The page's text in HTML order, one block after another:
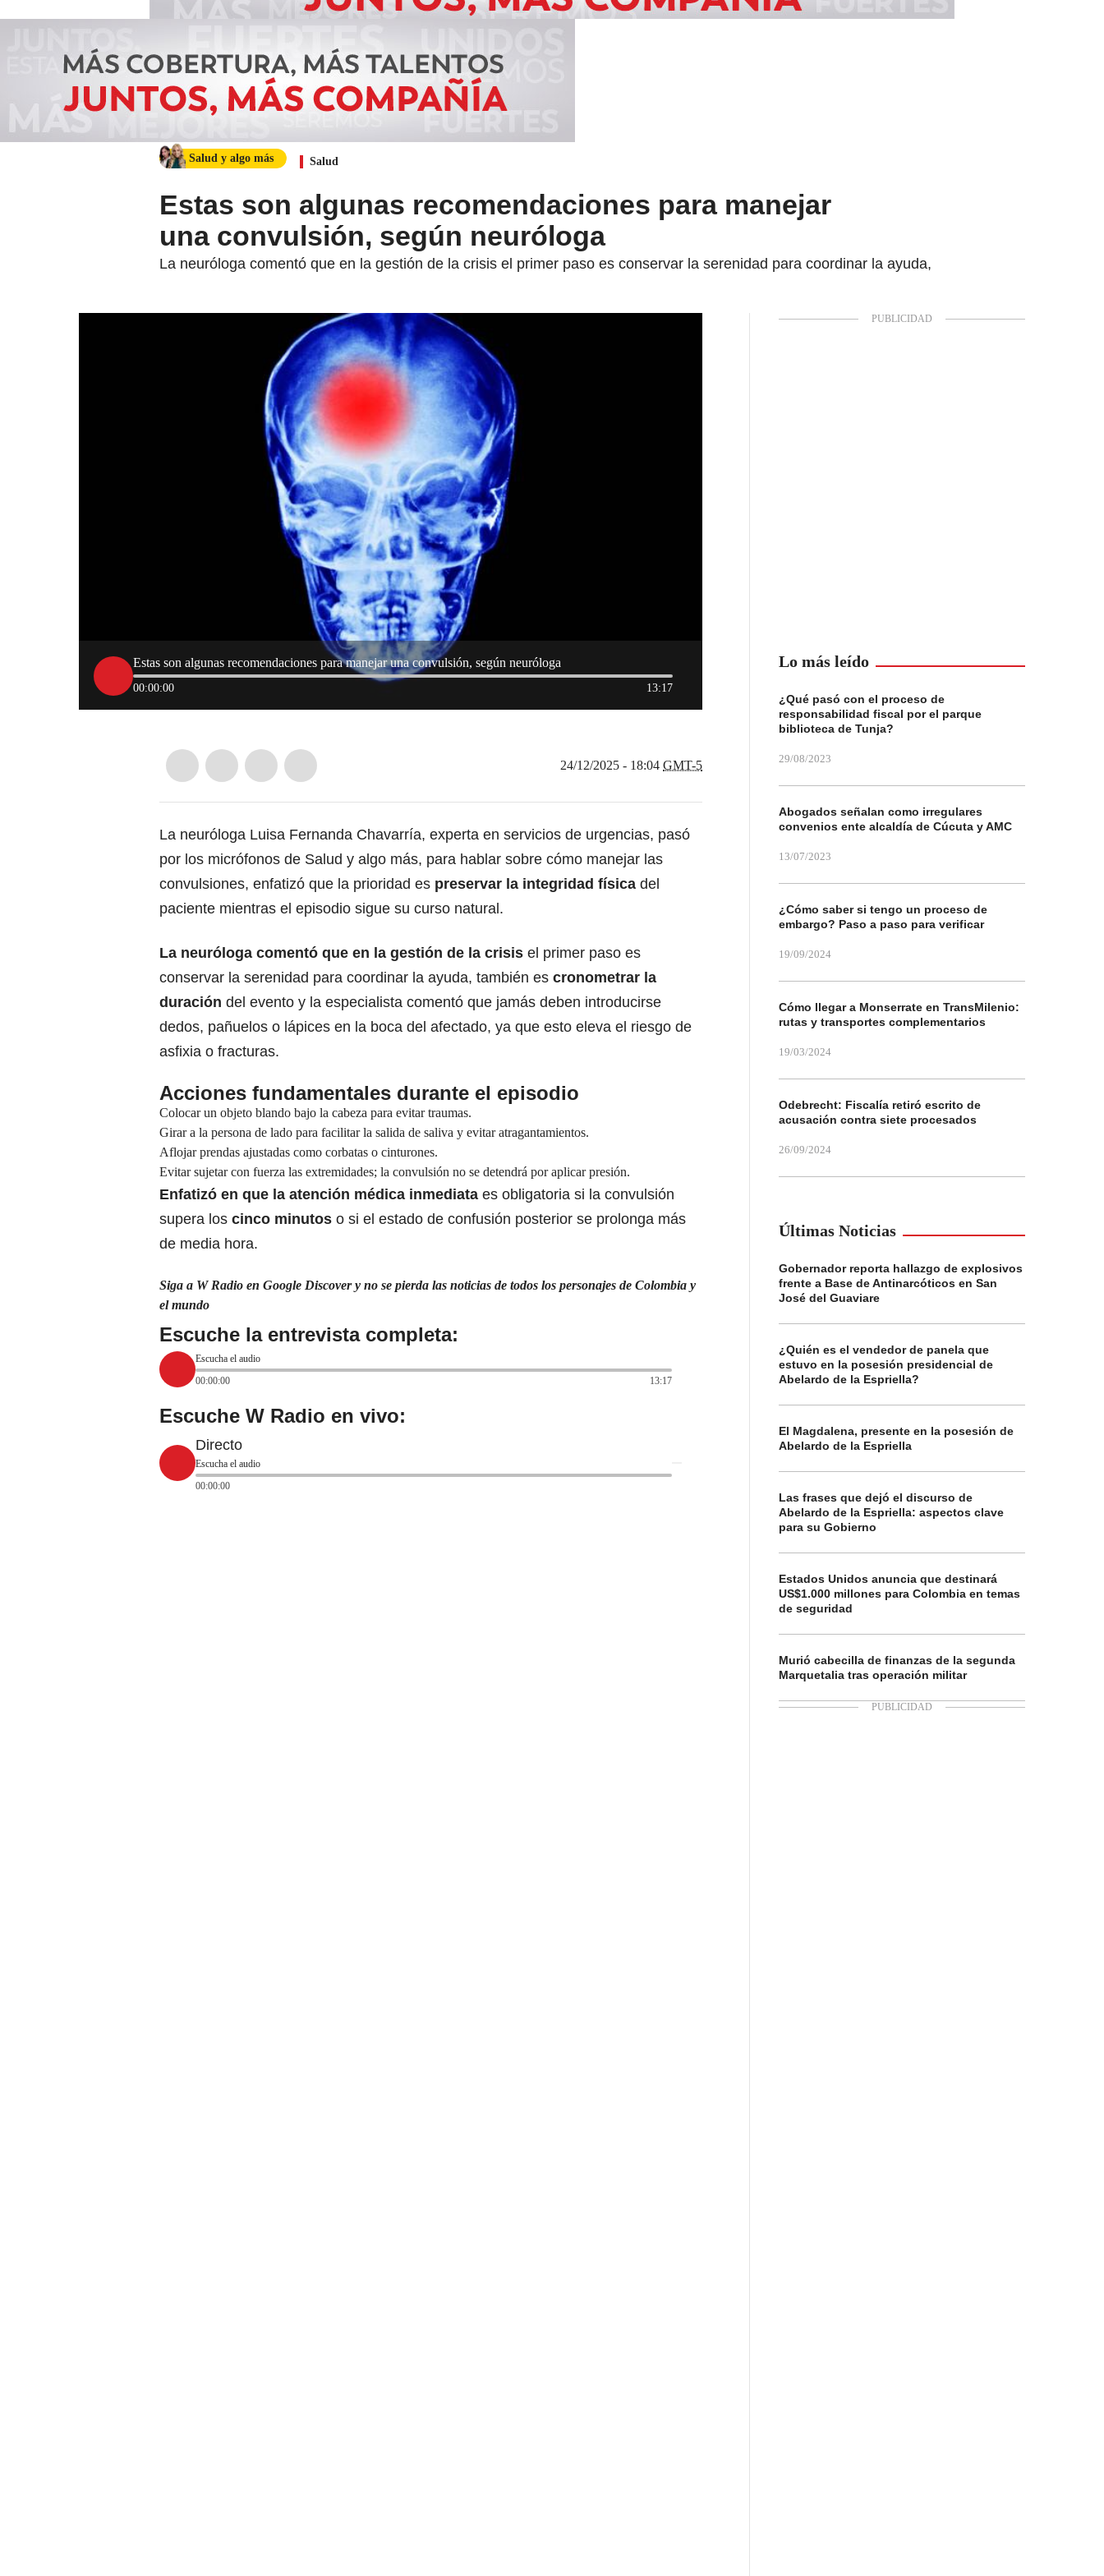
Salud y algo más Salud
Estas son algunas recomendaciones para manejar
una convulsión, según neuróloga
La neuróloga comentó que en la gestión de la crisis el primer paso es conservar la serenidad para coordinar la ayuda,
Estas son algunas recomendaciones para manejar una convulsión, según neuróloga
00:00:00 13:17
24/12/2025 - 18:04 GMT-5
La neuróloga Luisa Fernanda Chavarría, experta en servicios de urgencias, pasó
por los micrófonos de Salud y algo más, para hablar sobre cómo manejar las
convulsiones, enfatizó que la prioridad es preservar la integridad física del
paciente mientras el episodio sigue su curso natural.
La neuróloga comentó que en la gestión de la crisis el primer paso es
conservar la serenidad para coordinar la ayuda, también es cronometrar la
duración del evento y la especialista comentó que jamás deben introducirse
dedos, pañuelos o lápices en la boca del afectado, ya que esto eleva el riesgo de
asfixia o fracturas.
Acciones fundamentales durante el episodio
Colocar un objeto blando bajo la cabeza para evitar traumas.
Girar a la persona de lado para facilitar la salida de saliva y evitar atragantamientos.
Aflojar prendas ajustadas como corbatas o cinturones.
Evitar sujetar con fuerza las extremidades; la convulsión no se detendrá por aplicar presión.
Enfatizó en que la atención médica inmediata es obligatoria si la convulsión
supera los cinco minutos o si el estado de confusión posterior se prolonga más
de media hora.
Siga a W Radio en Google Discover y no se pierda las noticias de todos los personajes de Colombia y
el mundo
Escuche la entrevista completa:
Escucha el audio
00:00:00
13:17
Escuche W Radio en vivo:
Directo
Escucha el audio
00:00:00
Lo más leído
¿Qué pasó con el proceso de
responsabilidad fiscal por el parque
biblioteca de Tunja?
29/08/2023
Abogados señalan como irregulares
convenios ente alcaldía de Cúcuta y AMC
13/07/2023
¿Cómo saber si tengo un proceso de
embargo? Paso a paso para verificar
19/09/2024
Cómo llegar a Monserrate en TransMilenio:
rutas y transportes complementarios
19/03/2024
Odebrecht: Fiscalía retiró escrito de
acusación contra siete procesados
26/09/2024
Últimas Noticias
Gobernador reporta hallazgo de explosivos
frente a Base de Antinarcóticos en San
José del Guaviare
¿Quién es el vendedor de panela que
estuvo en la posesión presidencial de
Abelardo de la Espriella?
El Magdalena, presente en la posesión de
Abelardo de la Espriella
Las frases que dejó el discurso de
Abelardo de la Espriella: aspectos clave
para su Gobierno
Estados Unidos anuncia que destinará
US$1.000 millones para Colombia en temas
de seguridad
Murió cabecilla de finanzas de la segunda
Marquetalia tras operación militar